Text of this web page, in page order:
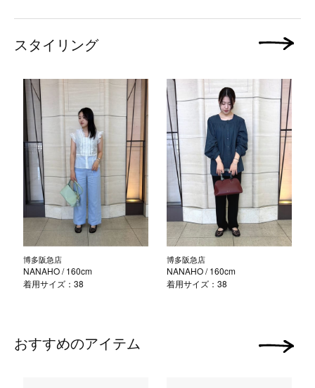
スタイリング
博多阪急店
NANAHO/ 160cm
着用サイズ：38
博多阪急店
NANAHO/ 160cm
着用サイズ：38
次の画像
おすすめのアイテム 次の画像